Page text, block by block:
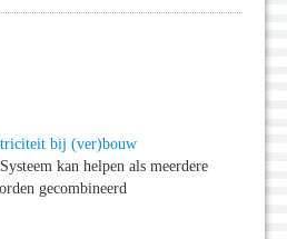
bij (ver)bouw
kan helpen als meerdere
gecombineerd